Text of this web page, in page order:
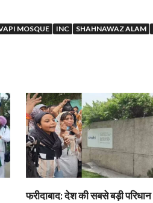
MOSQUE INC SHAHNAWAZ ALAM
फरीदाबाद: देश की सबसे बड़ी परिधान